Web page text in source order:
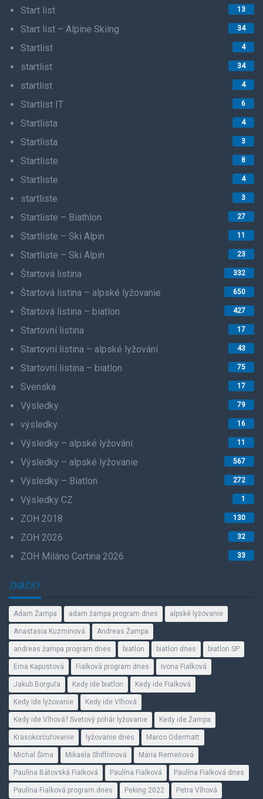
Start list 13
Start list – Alpine Skiing 34
Startlist 4
startlist 34
startlist 4
Startlist IT 6
Startlista 4
Startlista 3
Startliste 8
Startliste 4
startliste 3
Startliste – Biathlon 27
Startliste – Ski Alpin 11
Startliste – Ski Alpin 23
Štartová listina 332
Štartová listina – alpské lyžovanie 650
Štartová listina – biatlon 427
Startovní listina 17
Startovní listina – alpské lyžování 43
Startovní listina – biatlon 75
Svenska 17
Výsledky 79
výsledky 16
Výsledky – alpské lyžování 11
Výsledky – alpské lyžovanie 567
Výsledky – Biatlon 272
Výsledky CZ 1
ZOH 2018 130
ZOH 2026 32
ZOH Miláno Cortina 2026 33
ZNAČKY
Adam Žampa adam žampa program dnes alpské lyžovanie
Anastasia Kuzminová Andreas Žampa
andreas žampa program dnes biatlon biatlon dnes biatlon SP
Ema Kapustová Fialková program dnes Ivona Fialková
Jakub Borguľa Kedy ide biatlon Kedy ide Fialková
Kedy ide lyžovanie Kedy ide Vlhová
Kedy ide Vlhová? Svetový pohár lyžovanie Kedy ide Žampa
Krasokorčuľovanie lyžovanie dnes Marco Odermatt
Michal Šima Mikaela Shiffrinová Mária Remeňová
Paulína Bátovská Fialková Paulína Fialková Paulína Fialková dnes
Paulína Fialková program dnes Peking 2022 Petra Vlhová